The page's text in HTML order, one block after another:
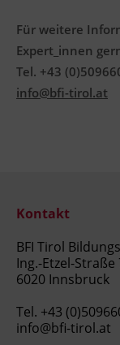
Für weitere
Expert_innen
Tel. +43
info@bfi-tirol.at
Kontakt
BFI Tirol
Ing.-Etzel-Straße
6020 Innsbruck
Tel. +43
info@bfi-tirol.at